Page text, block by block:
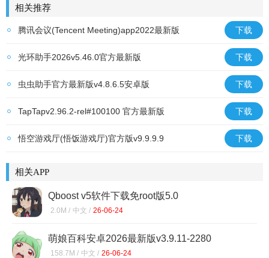
相关推荐
腾讯会议(Tencent Meeting)app2022最新版
v3.43.20.421官方最新版
下载
光环助手2026v5.46.0官方最新版 下载
虫虫助手官方最新版v4.8.6.5安卓版 下载
TapTapv2.96.2-rel#100100 官方最新版 下载
悟空游戏厅(悟饭游戏厅)官方版v9.9.9.9 下载
相关APP
Qboost v5软件下载免root版5.0
2.0M / 中文 / 26-06-24
萌娘百科安卓2026最新版v3.9.11-2280
(251113)手机版
158.7M / 中文 / 26-06-24